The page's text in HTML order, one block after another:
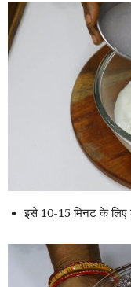
इसे 10-15 मिनट के